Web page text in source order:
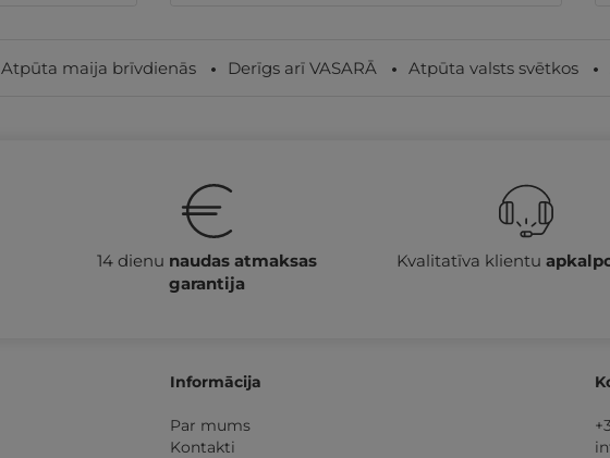
Atpūta maija brīvdienās Derīgs arī VASARĀ Atpūta valsts svētkos
14 dienu naudas atmaksas
garantija
Kvalitatīva klientu
Informācija
Par mums
Kontakti